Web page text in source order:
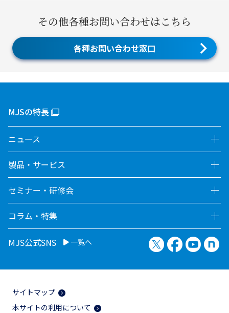
その他各種お問い合わせはこちら
各種お問い合わせ窓口
MJSの特長
ニュース
製品・サービス
セミナー・研修会
コラム・特集
MJS公式SNS 一覧へ X（旧Twitter）
Facebook
サイトマップ
本サイトの利用について